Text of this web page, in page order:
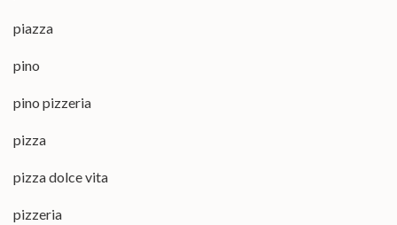
piazza
pino
pino pizzeria
pizza
pizza dolce vita
pizzeria